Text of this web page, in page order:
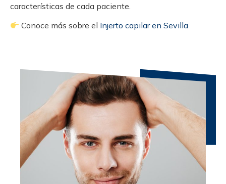
características de cada paciente.
Conoce más sobre el Injerto capilar en Sevilla